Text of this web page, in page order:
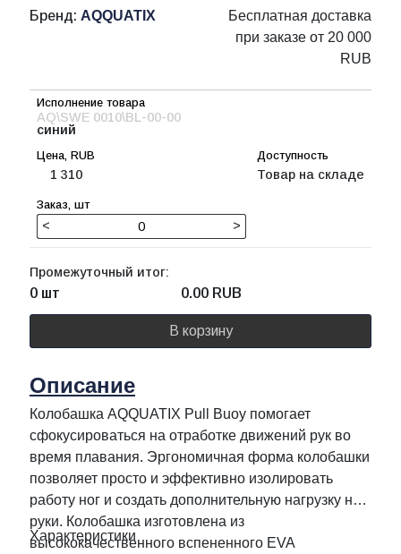
Бренд: AQQUATIX
Бесплатная доставка
при заказе от 20 000
RUB
AQ\SWE 0010\BL-00-00
синий
1 310 Товар на складе
< >
Промежуточный итог:
0 шт 0.00 RUB
В корзину
Описание
Колобашка AQQUATIX Pull Buoy помогает
сфокусироваться на отработке движений рук во
время плавания. Эргономичная форма колобашки
позволяет просто и эффективно изолировать
работу ног и создать дополнительную нагрузку на
руки. Колобашка изготовлена из
высококачественного вспененного EVA
Характеристики